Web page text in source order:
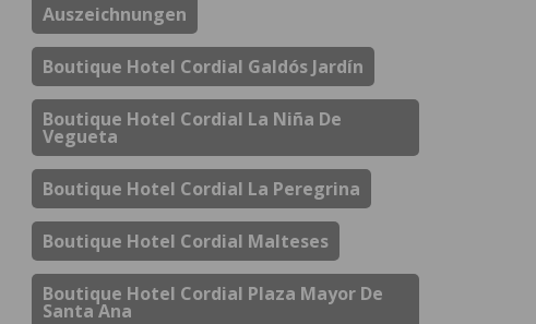
Auszeichnungen
Boutique Hotel Cordial Galdós Jardín
Boutique Hotel Cordial La Niña De
Vegueta
Boutique Hotel Cordial La Peregrina
Boutique Hotel Cordial Malteses
Boutique Hotel Cordial Plaza Mayor De
Santa Ana